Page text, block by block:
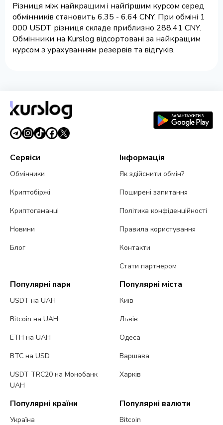
Різниця між найкращим і найгіршим курсом серед
обмінників становить 6.35 - 6.64 CNY. При обміні 1
000 USDT різниця складе приблизно 288.41 CNY.
Обмінники на Kurslog відсортовані за найкращим
курсом з урахуванням резервів та відгуків.
Сервіси
Обмінники
Криптобіржі
Криптогаманці
Новини
Блог
Інформація
Як здійснити обмін?
Поширені запитання
Політика конфіденційності
Правила користування
Контакти
Стати партнером
Популярні пари
USDT на UAH
Bitcoin на UAH
ETH на UAH
BTC на USD
USDT TRC20 на Монобанк
UAH
Популярні міста
Київ
Львів
Одеса
Варшава
Харків
Популярні країни
Україна
Популярні валюти
Bitcoin